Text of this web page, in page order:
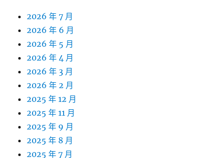
2026 年 7 月
2026 年 6 月
2026 年 5 月
2026 年 4 月
2026 年 3 月
2026 年 2 月
2025 年 12 月
2025 年 11 月
2025 年 9 月
2025 年 8 月
2025 年 7 月